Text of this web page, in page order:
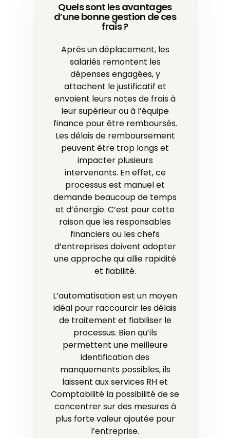
Quels sont les avantages
d’une bonne gestion de ces
frais ?
Après un déplacement, les
salariés remontent les
dépenses engagées, y
attachent le justificatif et
envoient leurs notes de frais à
leur supérieur ou à l’équipe
finance pour être remboursés.
Les délais de remboursement
peuvent être trop longs et
impacter plusieurs
intervenants. En effet, ce
processus est manuel et
demande beaucoup de temps
et d’énergie. C’est pour cette
raison que les responsables
financiers ou les chefs
d’entreprises doivent adopter
une approche qui allie rapidité
et fiabilité.
L’automatisation est un moyen
idéal pour raccourcir les délais
de traitement et fiabiliser le
processus. Bien qu’ils
permettent une meilleure
identification des
manquements possibles, ils
laissent aux services RH et
Comptabilité la possibilité de se
concentrer sur des mesures à
plus forte valeur ajoutée pour
l’entreprise.